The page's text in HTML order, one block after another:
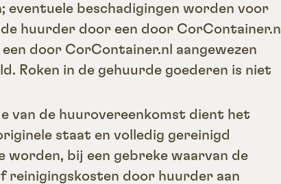
eventuele beschadigingen worden voor
huurder door een door CorContainer.nl
door CorContainer.nl aangewezen
Roken in de gehuurde goederen is niet
van de huurovereenkomst dient het
staat en volledig gereinigd
worden, bij een gebreke waarvan de
reinigingskosten door huurder aan